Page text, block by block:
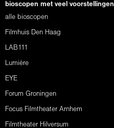
bioscopen met veel voorstellingen
alle bioscopen
Filmhuis Den Haag
LAB111
Lumière
EYE
Forum Groningen
Focus Filmtheater Arnhem
Filmtheater Hilversum